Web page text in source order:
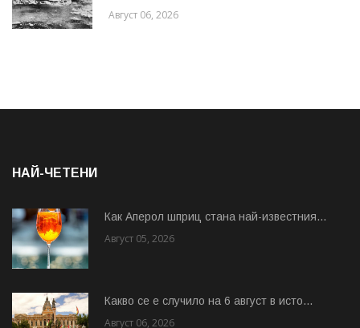
Август 06, 2026
НАЙ-ЧЕТЕНИ
Как Аперол шприц стана най-известния...
Август 05, 2026
Какво се е случило на 6 август в исто...
Август 06, 2026